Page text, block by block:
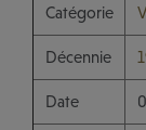
Catégorie
Décennie
Date